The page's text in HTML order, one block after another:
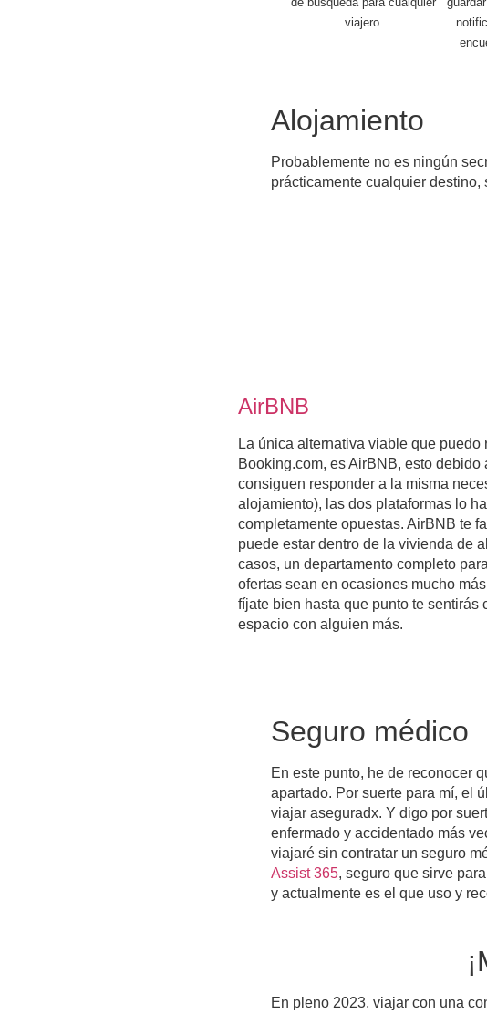
viajero.
Alojamiento
Probablemente no es ningún
prácticamente cualquier
AirBNB
La única alternativa viable que puedo
Booking.com, es AirBNB, esto debido
consiguen responder a la misma
alojamiento), las dos plataformas lo
completamente opuestas. AirBNB te
puede estar dentro de la vivienda de
casos, un departamento completo
ofertas sean en ocasiones mucho
fíjate bien hasta que punto te sentirás
espacio con alguien más.
Seguro médico
En este punto, he de reconocer
apartado. Por suerte para mí, el
viajar aseguradx. Y digo por
enfermado y accidentado más
viajaré sin contratar un seguro
Assist 365, seguro que sirve
y actualmente es el que uso y
En pleno 2023, viajar con una